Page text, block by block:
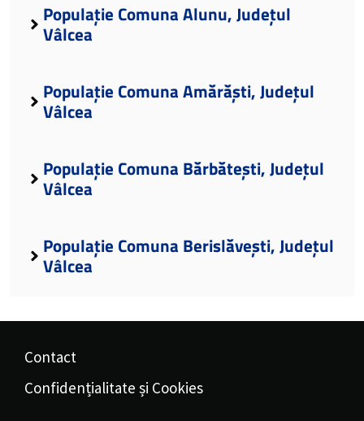
Populație Comuna Alunu, Județul
Vâlcea
Populație Comuna Amărăști, Județul
Vâlcea
Populație Comuna Bărbătești, Județul
Vâlcea
Populație Comuna Berislăvești, Județul
Vâlcea
Contact
Confidențialitate și Cookies